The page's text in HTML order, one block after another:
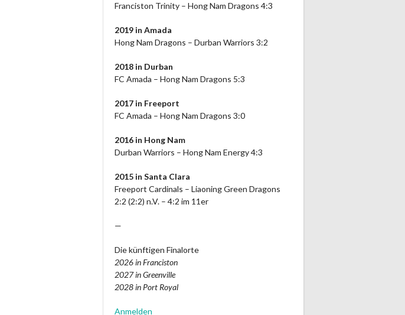
Franciston Trinity – Hong Nam Dragons 4:3
2019 in Amada
Hong Nam Dragons – Durban Warriors 3:2
2018 in Durban
FC Amada – Hong Nam Dragons 5:3
2017 in Freeport
FC Amada – Hong Nam Dragons 3:0
2016 in Hong Nam
Durban Warriors – Hong Nam Energy 4:3
2015 in Santa Clara
Freeport Cardinals – Liaoning Green Dragons
2:2 (2:2) n.V. – 4:2 im 11er
—
Die künftigen Finalorte
2026 in Franciston
2027 in Greenville
2028 in Port Royal
Anmelden